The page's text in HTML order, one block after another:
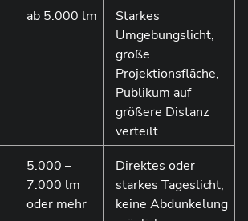
ab 5.000 lm
Starkes
Umgebungslicht,
große
Projektionsfläche,
Publikum auf
größere Distanz
verteilt
5.000 –
7.000 lm
oder mehr
Direktes oder
starkes Tageslicht,
keine Abdunkelung